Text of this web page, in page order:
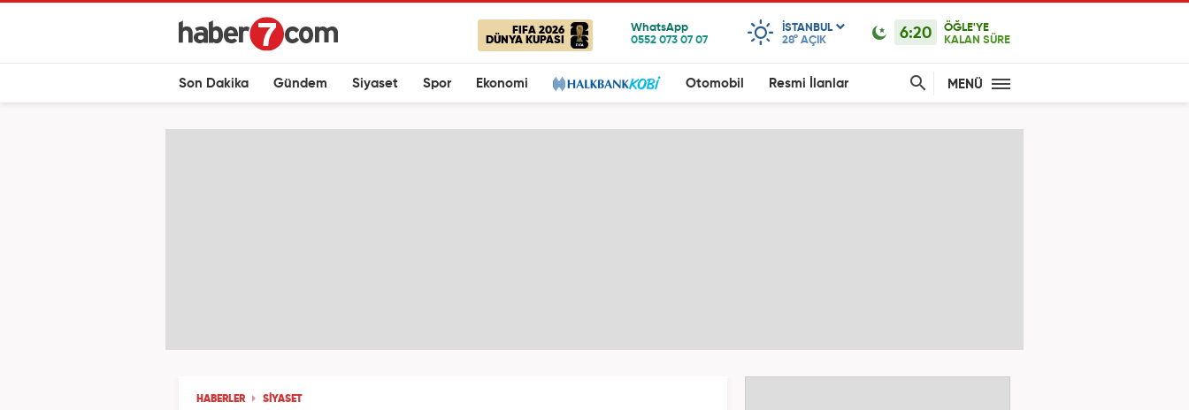
FIFA 2026
DÜNYA KUPASI
ISTANBUL
28° AÇIK 6:20
ÖĞLE'YE
KALAN SÜRE
Son Dakika Gündem Siyaset Spor Ekonomi Otomobil Resmi İlanlar MENÜ
HABERLER SİYASET